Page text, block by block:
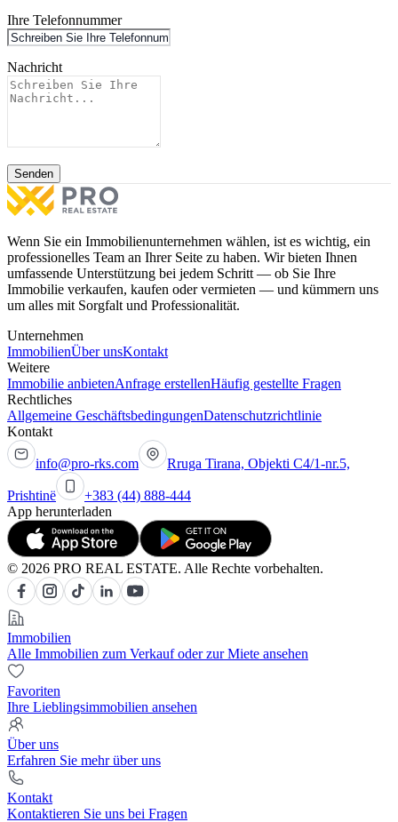
Ihre Telefonnummer
Nachricht
Senden
Wenn Sie ein Immobilienunternehmen wählen, ist es wichtig, ein
professionelles Team an Ihrer Seite zu haben. Wir bieten Ihnen
umfassende Unterstützung bei jedem Schritt — ob Sie Ihre
Immobilie verkaufen, kaufen oder vermieten — und kümmern uns
um alles mit Sorgfalt und Professionalität.
Unternehmen
ImmobilienÜber unsKontakt
Weitere
Immobilie anbietenAnfrage erstellenHäufig gestellte Fragen
Rechtliches
Allgemeine GeschäftsbedingungenDatenschutzrichtlinie
Kontakt
info@pro-rks.com Rruga Tirana, Objekti C4/1-nr.5,
Prishtinë
+383 (44) 888-444
App herunterladen
© 2026 PRO REAL ESTATE. Alle Rechte vorbehalten.
Immobilien
Alle Immobilien zum Verkauf oder zur Miete ansehen
Favoriten
Ihre Lieblingsimmobilien ansehen
Über uns
Erfahren Sie mehr über uns
Kontakt
Kontaktieren Sie uns bei Fragen